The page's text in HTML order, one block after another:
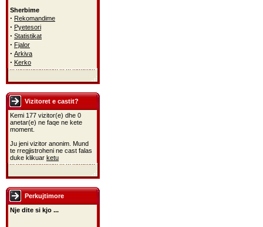
Sherbime
· Rekomandime
· Pyetesori
· Statistikat
· Fjalor
· Arkiva
· Kerko
Vizitoret e castit?
Kemi 177 vizitor(e) dhe 0
anetar(e) ne faqe ne kete
moment.
Ju jeni vizitor anonim. Mund
te rregjistroheni ne cast falas
duke klikuar ketu
Perkujtimore
Nje dite si kjo ...